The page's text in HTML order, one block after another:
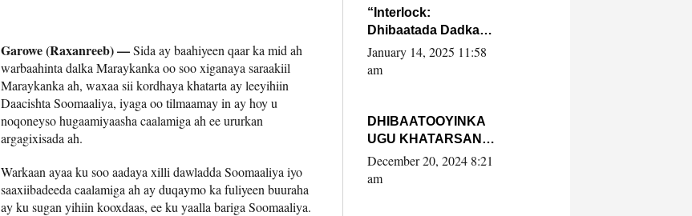
Garowe (Raxanreeb) —Sida ay baahiyeen qaar ka mid ah
warbaahinta dalka Maraykanka oo soo xiganaya saraakiil
Maraykanka ah, waxaa sii kordhaya khatarta ay leeyihiin
Daacishta Soomaaliya, iyaga oo tilmaamay in ay hoy u
noqoneyso hugaamiyaasha caalamiga ah ee ururkan
argagixisada ah.
Warkaan ayaa ku soo aadaya xilli dawladda Soomaaliya iyo
saaxiibadeeda caalamiga ah ay duqaymo ka fuliyeen buuraha
ay ku sugan yihiin kooxdaas, ee ku yaalla bariga Soomaaliya.
“Interlock:
Dhibaatada Dadka
Muqdisho”
January 14, 2025 11:58
am
DHIBAATOOYINKA
UGU KHATARSAN
EE XASAN DAL
DULEEYE IYO
December 20, 2024 8:21
am